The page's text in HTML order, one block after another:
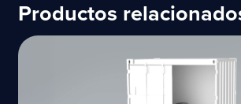
Productos